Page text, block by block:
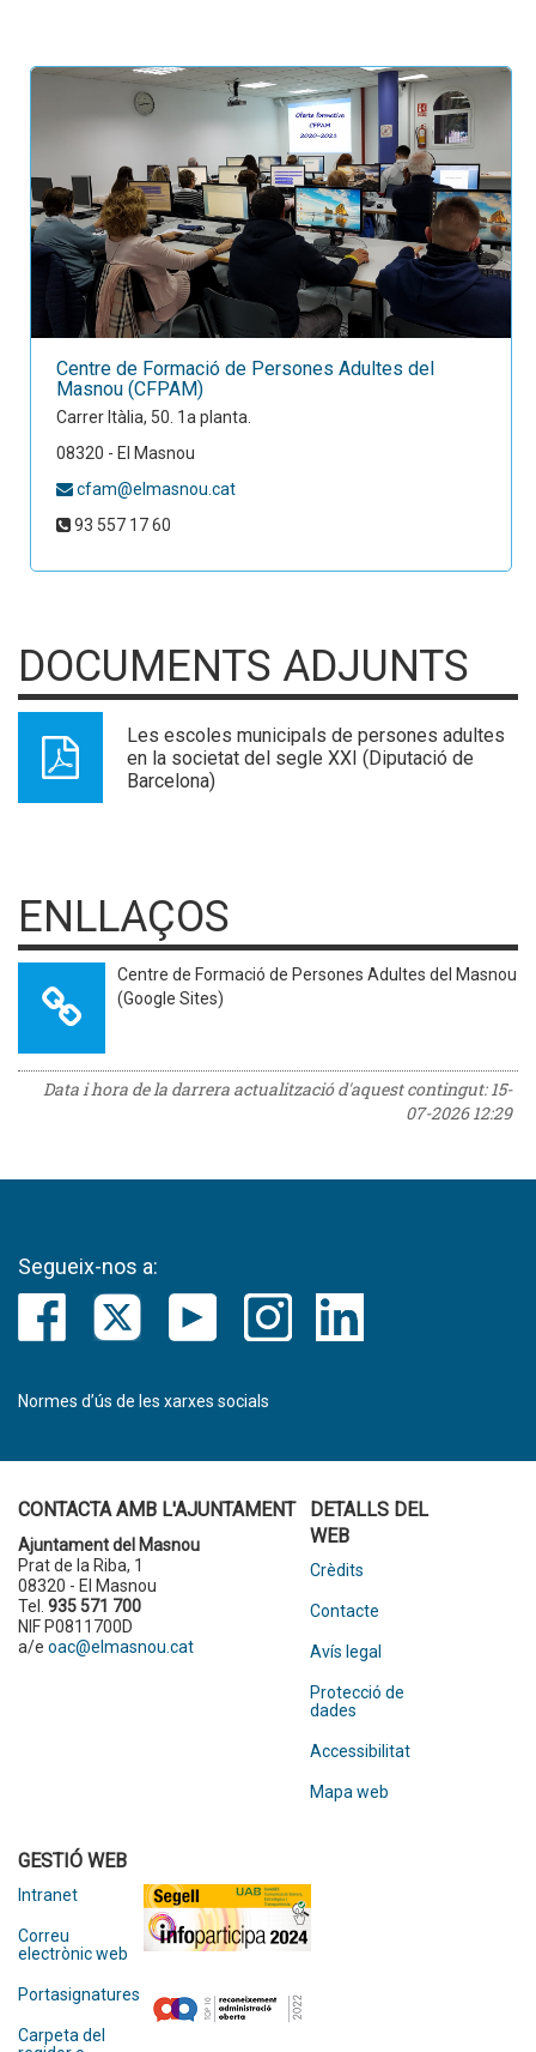
Centre de Formació de Persones Adultes del
Masnou (CFPAM)
Carrer Itàlia, 50. 1a planta.
08320 - El Masnou
cfam@elmasnou.cat
93 557 17 60
DOCUMENTS ADJUNTS
Les escoles municipals de persones adultes
en la societat del segle XXI (Diputació de
Barcelona)
ENLLAÇOS
Centre de Formació de Persones Adultes del Masnou
(Google Sites)
Data i hora de la darrera actualització d'aquest contingut: 15-
07-2026 12:29
Segueix-nos a:
Normes d’ús de les xarxes socials
CONTACTA AMB L'AJUNTAMENT
Ajuntament del Masnou
Prat de la Riba, 1
08320 - El Masnou
Tel. 935 571 700
NIF P0811700D
a/e oac@elmasnou.cat
DETALLS DEL
WEB
Crèdits
Contacte
Avís legal
Protecció de
dades
Accessibilitat
Mapa web
GESTIÓ WEB
Intranet
Correu
electrònic web
Portasignatures
Carpeta del